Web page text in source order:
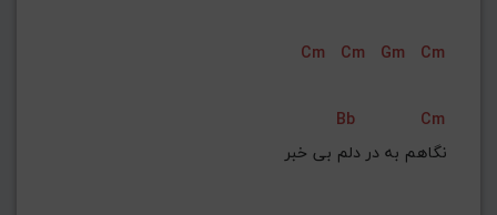
ذخیره گام
Cm Cm Gm Cm
Bb
Cm
نگاهم به در دلم بی خبر